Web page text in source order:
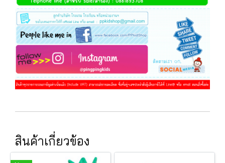
สินค้าเกี่ยวข้อง